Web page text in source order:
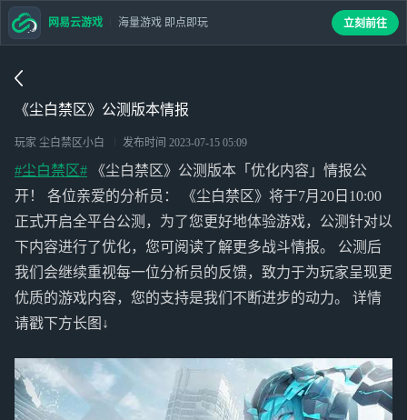
《尘白禁区》公测版本情报
玩家 尘白禁区小白 发布时间 2023-07-15 05:09
#尘白禁区# 《尘白禁区》公测版本「优化内容」情报公
开！ 各位亲爱的分析员： 《尘白禁区》将于7月20日10:00
正式开启全平台公测，为了您更好地体验游戏，公测针对以
下内容进行了优化，您可阅读了解更多战斗情报。 公测后
我们会继续重视每一位分析员的反馈，致力于为玩家呈现更
优质的游戏内容，您的支持是我们不断进步的动力。 详情
请戳下方长图↓
网易云游戏 海量游戏 即点即玩 立刻前往